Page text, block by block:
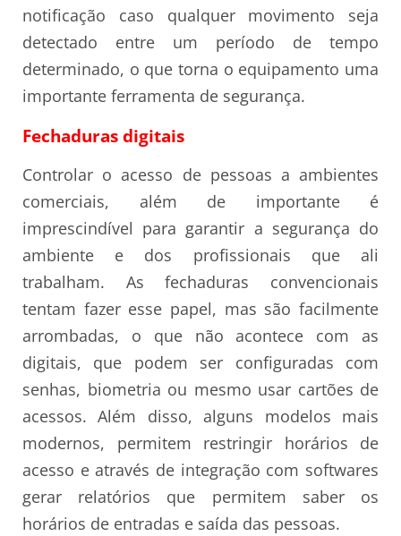
notificação caso qualquer movimento seja
detectado entre um período de tempo
determinado, o que torna o equipamento uma
importante ferramenta de segurança.
Fechaduras digitais
Controlar o acesso de pessoas a ambientes
comerciais, além de importante é
imprescindível para garantir a segurança do
ambiente e dos profissionais que ali
trabalham. As fechaduras convencionais
tentam fazer esse papel, mas são facilmente
arrombadas, o que não acontece com as
digitais, que podem ser configuradas com
senhas, biometria ou mesmo usar cartões de
acessos. Além disso, alguns modelos mais
modernos, permitem restringir horários de
acesso e através de integração com softwares
gerar relatórios que permitem saber os
horários de entradas e saída das pessoas.